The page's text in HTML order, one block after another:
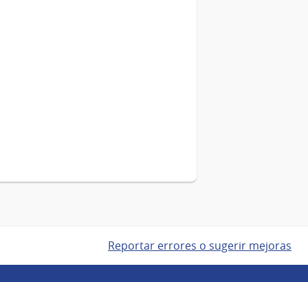
Reportar errores o sugerir mejoras